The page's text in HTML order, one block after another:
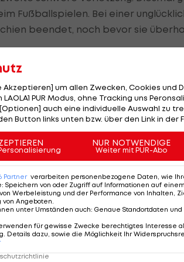
Fußballspielen. Bei einer
beendet, noch bevor sie
besseren. Normalerweise dauert
wieder
dass er nicht "normal" ist.
zurückzukehren. Dank eines
es tatsächlich zur
werden. Die absolute
in Abfahrt und Super-G ohne
der Norweger ist.
Comeback feierte er 2015/
Start (Abfahrt Lake Louise)
in elf Speed-Rennen, bis...
Akzeptieren] um allen Zwecken, Cookies und
PUR Modus, ohne Tracking uns
auch eine individuelle Auswahl zu
Button links unten bzw. über den Link in der
NUR NOTWENDIGE
Weiter mit PUR-Abo
Partner verarbeiten personenbezogene Daten, wie
: Speichern von oder Zugriff auf Informationen auf
Werbeleistung und der Performance von Inhalten,
von Angeboten.
unter Umständen auch: Genaue Standortdaten
für gewisse Zwecke berechtigtes Interesse
Details dazu, sowie die Möglichkeit Ihr